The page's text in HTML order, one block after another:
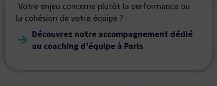
Votre enjeu concerne plutôt la performance ou
la cohésion de votre équipe ?
Découvrez notre accompagnement dédié
au coaching d’équipe à Paris